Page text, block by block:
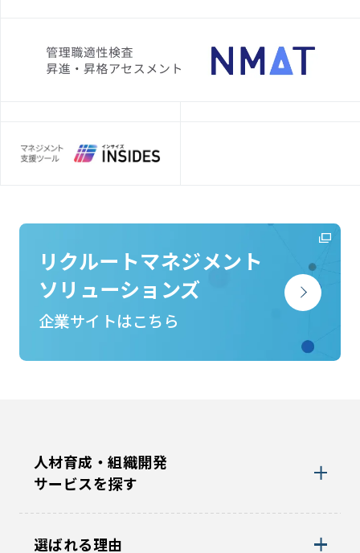
リクルートマネジメント
ソリューションズ
企業サイトはこちら